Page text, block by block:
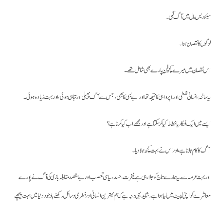
سینٹوریس مال میں آگ لگی۔
لوگوں کا نقصان ہوا۔
اس نقصان میں میرے کچھ فن پارے بھی شامل تھے۔
یہ سانحہ، انسانی غلطی اور لاپرواہی کا نتیجہ تھا اور بے بسی کا بھی، جس سے آگ پھیلی اور تباہی ہوئی، اور بہت زیادہ ہوئی۔
ایسے میں ایک فنکار یا خطاط کیا کر سکتا ہے اور مجھے اب کیا کرنا ہے؟
آگ کا کام جلانا ہے، اور اس نے بہت کچھ جلا دیا۔
اور بہت عرصہ سے یہ ہمارے سماج کو جلا رہی ہے۔ نفرت، حسد، سیاسی تعصب اور بے مقصد مقابلہ بازی کی آگ نے پورے
معاشرے کو اپنی لپیٹ میں لیا ہوا ہے۔ شاید یہی وجہ ہے کہ ہم بہترین انسانی اور فطری وسائل رکھنے باوجود دنیا میں بہت پیچھے